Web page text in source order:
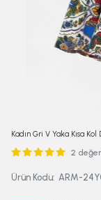
Kadın Gri V Yaka Kısa
2
Ürün Kodu: ARM-